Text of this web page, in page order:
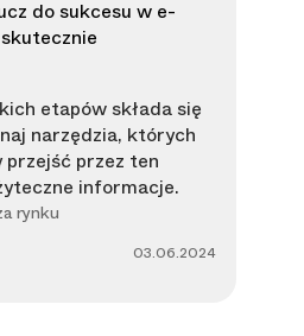
do sukcesu w e-
etapów składa się
narzędzia, których
przejść przez ten
informacje.
rynku
03.06.2024